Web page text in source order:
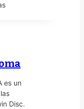
es un
Disc.